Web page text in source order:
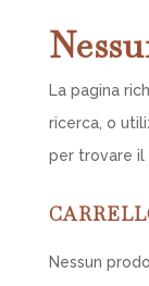
La pagina
ricerca, o
per trovare il
Nessun